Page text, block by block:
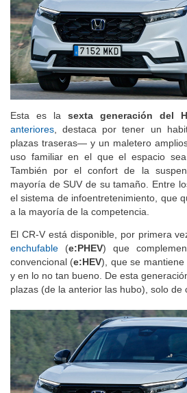
Esta es la sexta generación del
anteriores , destaca por tener un
plazas traseras— y un maletero
uso familiar en el que el espacio
También por el confort de la
mayoría de SUV de su tamaño. Entre
el sistema de infoentretenimiento, que
a la mayoría de la competencia.
El CR-V está disponible, por primera
enchufable (e:PHEV) que
convencional (e:HEV), que se
y en lo no tan bueno. De esta
plazas (de la anterior las hubo), solo de